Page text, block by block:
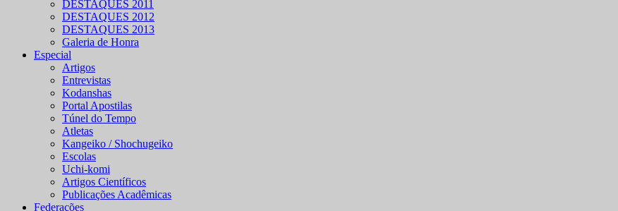
DESTAQUES 2011
DESTAQUES 2012
DESTAQUES 2013
Galeria de Honra
Especial
Artigos
Entrevistas
Kodanshas
Portal Apostilas
Túnel do Tempo
Atletas
Kangeiko / Shochugeiko
Escolas
Uchi-komi
Artigos Científicos
Publicações Acadêmicas
Federações